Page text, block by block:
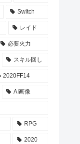
Switch
レイド
必要火力
スキル回し
2020FF14
AI画像
RPG
2020